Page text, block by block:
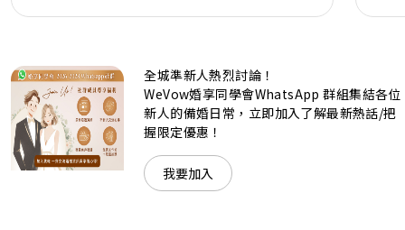
現代時尚感的水晶玻璃燈，演繹出與別不同的經典神韻。不論
準新人的個性及預算﹔保證為您打造夢寐以求的特別日子，令
賓客永誌難忘！
全城準新人熱烈討論！
WeVow婚享同學會WhatsApp 群組集結各位
新人的備婚日常，立即加入了解最新熱話/把
握限定優惠！
我要加入